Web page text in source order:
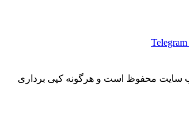
Telegram
سایت محفوظ است و هرگونه کپی برداری